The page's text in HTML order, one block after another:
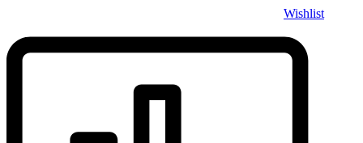
Wishlist